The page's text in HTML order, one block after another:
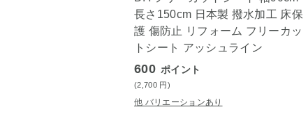
長さ150cm 日本製 撥水加工 床保
護 傷防止 リフォーム フリーカッ
トシート アッシュライン
600 ポイント
(2,700 円)
他 バリエーションあり